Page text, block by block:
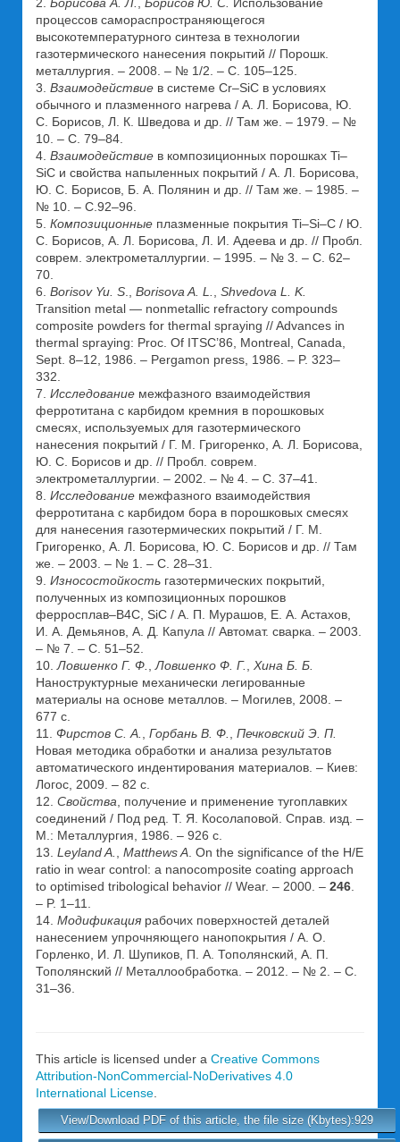
процессов самораспространяющегося
высокотемпературного синтеза в технологии
газотермического нанесения покрытий // Порошк.
металлургия. – 2008. – № 1/2. – С. 105–125.
3. Взаимодействие в системе Cr–SiC в условиях
обычного и плазменного нагрева / А. Л. Борисова, Ю.
С. Борисов, Л. К. Шведова и др. // Там же. – 1979. – №
10. – С. 79–84.
4. Взаимодействие в композиционных порошках Ti–
SiC и свойства напыленных покрытий / А. Л. Борисова,
Ю. С. Борисов, Б. А. Полянин и др. // Там же. – 1985. –
№ 10. – С.92–96.
5. Композиционные плазменные покрытия Ti–Si–C / Ю.
С. Борисов, А. Л. Борисова, Л. И. Адеева и др. // Пробл.
соврем. электрометаллургии. – 1995. – № 3. – С. 62–
70.
6. Borisov Yu. S Borisova A. L.
Shvedova L. K.
Transition metal — nonmetallic refractory compounds
composite powders for thermal spraying // Advances in
thermal spraying: Proc. Of ITSC’86, Montreal, Canada,
Sept. 8–12, 1986. – Pergamon press, 1986. – P. 323–
332.
7. Исследование межфазного взаимодействия
ферротитана с карбидом кремния в порошковых
смесях, используемых для газотермического
нанесения покрытий / Г. М. Григоренко, А. Л. Борисова,
Ю. С. Борисов и др. // Пробл. соврем.
электрометаллургии. – 2002. – № 4. – С. 37–41.
8. Исследование межфазного взаимодействия
ферротитана с карбидом бора в порошковых смесях
для нанесения газотермических покрытий / Г. М.
Григоренко, А. Л. Борисова, Ю. С. Борисов и др. // Там
же. – 2003. – № 1. – С. 28–31.
9. Износостойкость газотермических покрытий,
полученных из композиционных порошков
ферросплав–B4C, SiC / А. П. Мурашов, Е. А. Астахов,
И. А. Демьянов, А. Д. Капула // Автомат. сварка. – 2003.
– № 7. – С. 51–52.
10. Ловшенко Г. Ф. Ловшенко Ф. Г.
Хина Б. Б.
Наноструктурные механически легированные
материалы на основе металлов. – Могилев, 2008. –
677 с.
11. Фирстов С. А. Горбань В. Ф.
Печковский Э. П.
Новая методика обработки и анализа результатов
автоматического индентирования материалов. – Киев:
Логос, 2009. – 82 с.
12. Свойства , получение и применение тугоплавких
соединений / Под ред. Т. Я. Косолаповой. Справ. изд. –
М.: Металлургия, 1986. – 926 с.
13. Leyland A. Matthews A . On the significance of the H/E
ratio in wear control: a nanocomposite coating approach
to optimised tribological behavior // Wear. – 2000. – 246
– P. 1–11.
14. Модификация рабочих поверхностей деталей
нанесением упрочняющего нанопокрытия / А. О.
Горленко, И. Л. Шупиков, П. А. Тополянский, А. П.
Тополянский // Металлообработка. – 2012. – № 2. – С.
31–36.
This article is licensed under a Creative Commons
Attribution-NonCommercial-NoDerivatives 4.0
International License
View/Download PDF of this article, the file size (Kbytes):929